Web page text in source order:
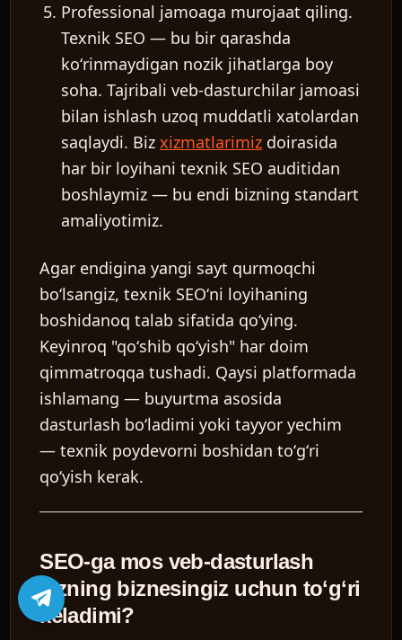
Professional jamoaga murojaat qiling.
Texnik SEO — bu bir qarashda
koʻrinmaydigan nozik jihatlarga boy
soha. Tajribali veb-dasturchilar jamoasi
bilan ishlash uzoq muddatli xatolardan
saqlaydi. Bizxizmatlarimiz doirasida
har bir loyihani texnik SEO auditidan
boshlaymiz — bu endi bizning standart
amaliyotimiz.
Agar endigina yangi sayt qurmoqchi
boʻlsangiz, texnik SEOʻni loyihaning
boshidanoq talab sifatida qoʻying.
Keyinroq "qoʻshib qoʻyish" har doim
qimmatroqqa tushadi. Qaysi platformada
ishlamang — buyurtma asosida
dasturlash boʻladimi yoki tayyor yechim
— texnik poydevorni boshidan toʻgʻri
qoʻyish kerak.
SEO-ga mos veb-dasturlash
sizning biznesingiz uchun toʻgʻri
keladimi?